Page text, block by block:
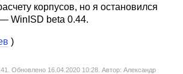
корпусов, но я остановился
WinISD beta 0.44.
)
Обновлено 16.04.2020 10:28. Автор: Александр